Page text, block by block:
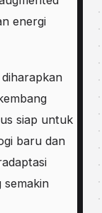
energi
siap untuk
baru dan
semakin